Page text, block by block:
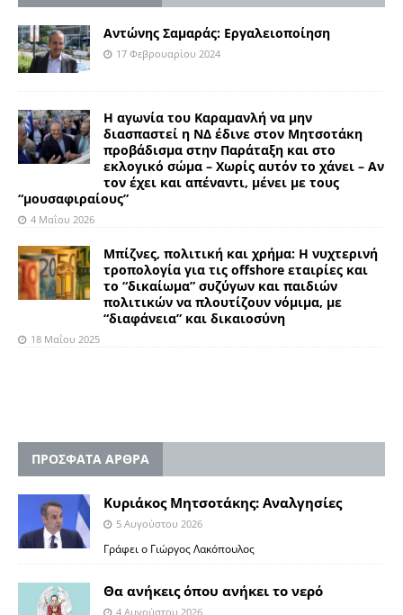
Αντώνης Σαμαράς: Εργαλειοποίηση
17 Φεβρουαρίου 2024
Η αγωνία του Καραμανλή να μην
διασπαστεί η ΝΔ έδινε στον Μητσοτάκη
προβάδισμα στην Παράταξη και στο
εκλογικό σώμα – Χωρίς αυτόν το χάνει – Αν
τον έχει και απέναντι, μένει με τους
“μουσαφιραίους”
4 Μαΐου 2026
Mπίζνες, πολιτική και χρήμα: Η νυχτερινή
τροπολογία για τις offshore εταιρίες και
το “δικαίωμα” συζύγων και παιδιών
πολιτικών να πλουτίζουν νόμιμα, με
“διαφάνεια” και δικαιοσύνη
18 Μαΐου 2025
ΠΡΟΣΦΑΤΑ ΑΡΘΡΑ
Κυριάκος Μητσοτάκης: Αναλγησίες
5 Αυγούστου 2026
Γράφει ο Γιώργος Λακόπουλος
Θα ανήκεις όπου ανήκει το νερό
4 Αυγούστου 2026